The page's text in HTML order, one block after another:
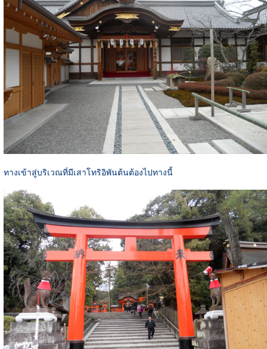
ทางเข้าสู่บริเวณที่มีเสาโทริอิพันต้นต้องไปทางนี้